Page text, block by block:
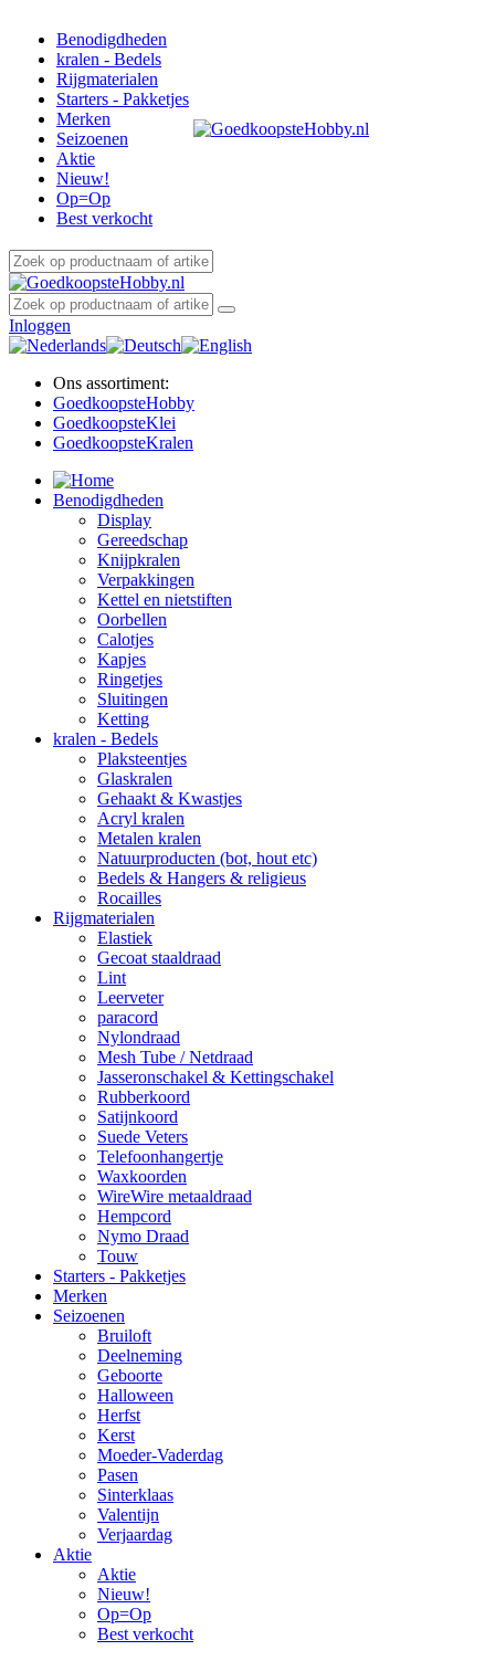
Benodigdheden
kralen - Bedels
Rijgmaterialen
Starters - Pakketjes
Merken
Seizoenen
Aktie
Nieuw!
Op=Op
Best verkocht
Inloggen
Ons assortiment:
GoedkoopsteHobby
GoedkoopsteKlei
GoedkoopsteKralen
Benodigdheden
Display
Gereedschap
Knijpkralen
Verpakkingen
Kettel en nietstiften
Oorbellen
Calotjes
Kapjes
Ringetjes
Sluitingen
Ketting
kralen - Bedels
Plaksteentjes
Glaskralen
Gehaakt & Kwastjes
Acryl kralen
Metalen kralen
Natuurproducten (bot, hout etc)
Bedels & Hangers & religieus
Rocailles
Rijgmaterialen
Elastiek
Gecoat staaldraad
Lint
Leerveter
paracord
Nylondraad
Mesh Tube / Netdraad
Jasseronschakel & Kettingschakel
Rubberkoord
Satijnkoord
Suede Veters
Telefoonhangertje
Waxkoorden
WireWire metaaldraad
Hempcord
Nymo Draad
Touw
Starters - Pakketjes
Merken
Seizoenen
Bruiloft
Deelneming
Geboorte
Halloween
Herfst
Kerst
Moeder-Vaderdag
Pasen
Sinterklaas
Valentijn
Verjaardag
Aktie
Aktie
Nieuw!
Op=Op
Best verkocht